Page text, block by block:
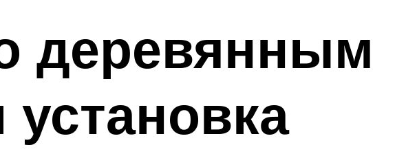
деревянным